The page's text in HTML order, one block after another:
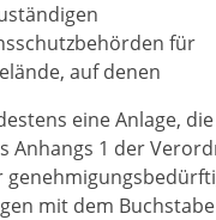
für
auf denen
eine Anlage,
Anhangs 1 der
mit dem Buchstabe